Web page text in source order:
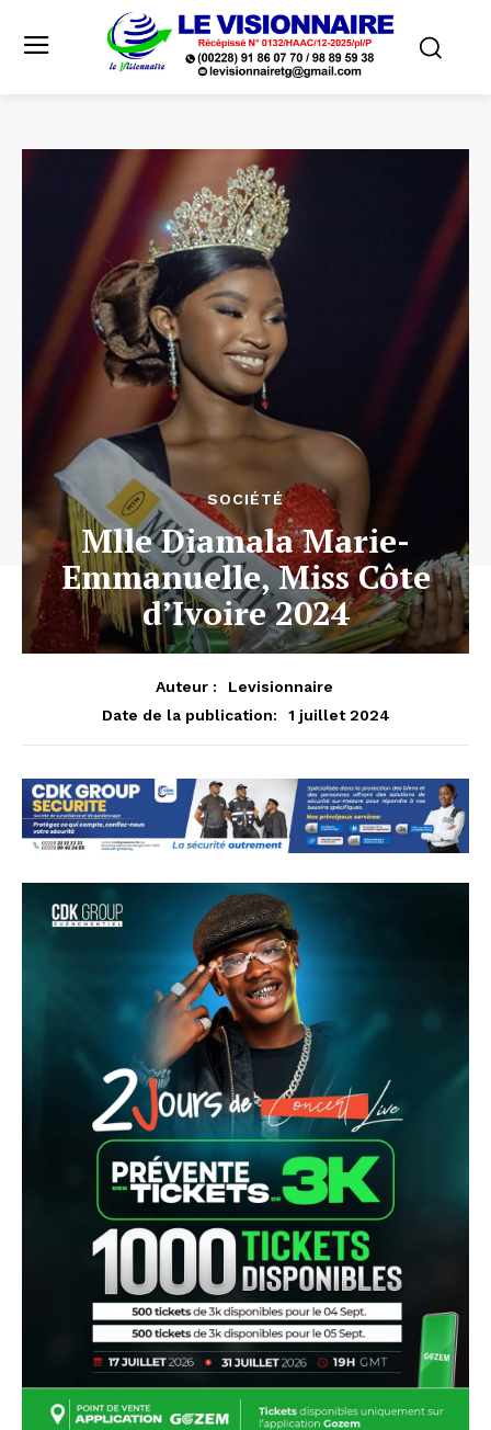
SOCIÉTÉ
Mlle Diamala Marie-
Emmanuelle, Miss Côte
d’Ivoire 2024
Auteur :
Levisionnaire
Date de la publication:
1 juillet 2024